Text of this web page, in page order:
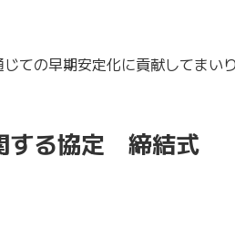
ての早期安定化に貢献してまいり
する協定 締結式